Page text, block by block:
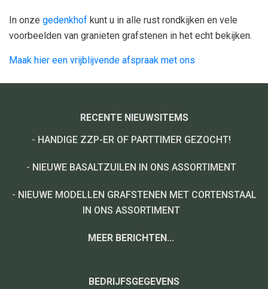
In onze gedenkhof kunt u in alle rust rondkijken en vele
voorbeelden van granieten grafstenen in het echt bekijken.
Maak hier een vrijblijvende afspraak met ons
BEDRIJFSGEGEVENS
RECENTE NIEUWSITEMS
- HANDIGE ZZP-ER OF PARTTIMER GEZOCHT!
- NIEUWE BASALTZUILEN IN ONS ASSORTIMENT
- NIEUWE MODELLEN GRAFSTENEN MET CORTENSTAAL
IN ONS ASSORTIMENT
MEER BERICHTEN...